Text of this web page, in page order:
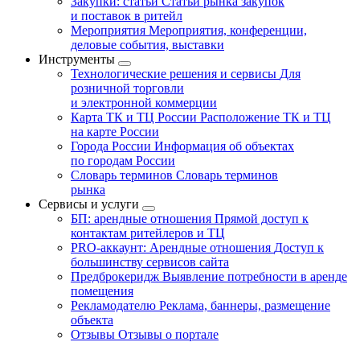
и поставок в ритейл
Мероприятия Мероприятия, конференции,
деловые события, выставки
Инструменты
Технологические решения и сервисы Для
розничной торговли
и электронной коммерции
Карта ТК и ТЦ России Расположение ТК и ТЦ
на карте России
Города России Информация об объектах
по городам России
Словарь терминов Словарь терминов
рынка
Сервисы и услуги
БП: арендные отношения Прямой доступ к
контактам ритейлеров и ТЦ
PRO-аккаунт: Арендные отношения Доступ к
большинству сервисов сайта
Предброкеридж Выявление потребности в аренде
помещения
Рекламодателю Реклама, баннеры, размещение
объекта
Отзывы Отзывы о портале